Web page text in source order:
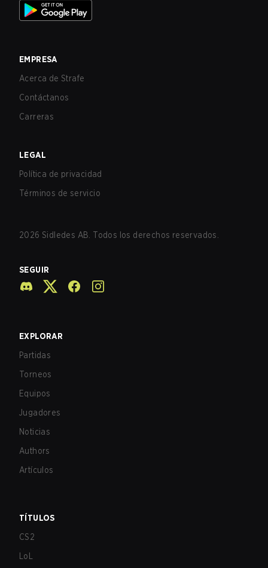
EMPRESA
Acerca de Strafe
Contáctanos
Carreras
LEGAL
Política de privacidad
Términos de servicio
2026 Sidledes AB. Todos los derechos reservados.
SEGUIR
EXPLORAR
Partidas
Torneos
Equipos
Jugadores
Noticias
Authors
Artículos
TÍTULOS
CS2
LoL